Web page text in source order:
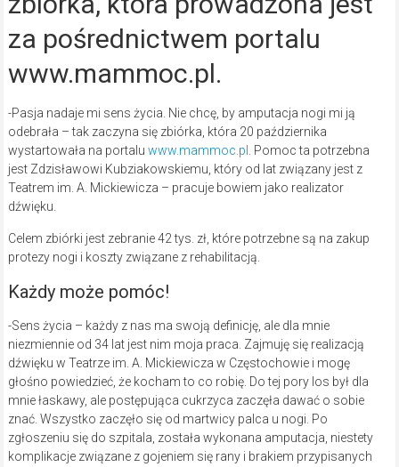
za pośrednictwem portalu
www.mammoc.pl.
-Pasja nadaje mi sens życia. Nie chcę, by amputacja nogi mi ją
odebrała – tak zaczyna się zbiórka, która 20 października
wystartowała na portalu www.mammoc.pl
. Pomoc ta potrzebna
jest Zdzisławowi Kubziakowskiemu, który od lat związany jest z
Teatrem im. A. Mickiewicza – pracuje bowiem jako realizator
dźwięku.
Celem zbiórki jest zebranie 42 tys. zł, które potrzebne są na zakup
protezy nogi i koszty związane z rehabilitacją.
Każdy może pomóc!
-Sens życia – każdy z nas ma swoją definicję, ale dla mnie
niezmiennie od 34 lat jest nim moja praca. Zajmuję się realizacją
dźwięku w Teatrze im. A. Mickiewicza w Częstochowie i mogę
głośno powiedzieć, że kocham to co robię. Do tej pory los był dla
mnie łaskawy, ale postępująca cukrzyca zaczęła dawać o sobie
znać. Wszystko zaczęło się od martwicy palca u nogi. Po
zgłoszeniu się do szpitala, została wykonana amputacja, niestety
komplikacje związane z gojeniem się rany i brakiem przypisanych